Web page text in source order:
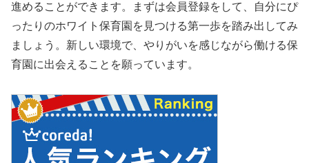
進めることができます。まずは会員登録をして、自分にぴ
ったりのホワイト保育園を見つける第一歩を踏み出してみ
ましょう。新しい環境で、やりがいを感じながら働ける保
育園に出会えることを願っています。